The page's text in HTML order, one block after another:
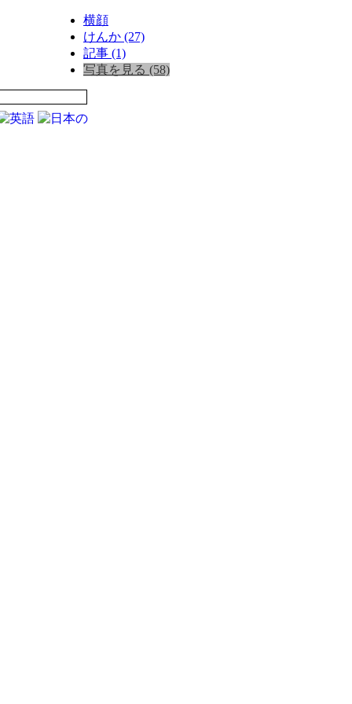
横顔
けんか (27)
記事 (1)
写真を見る (58)